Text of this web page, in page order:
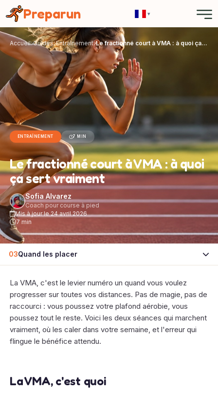
Preparun ▾
Accueil Guides Entraînement Le fractionné court à VMA : à quoi ça sert vraiment
ENTRAÎNEMENT 7 MIN
Le fractionné court à VMA : à quoi
ça sert vraiment
Sofia Alvarez
Coach pour course à pied
Mis à jour le 24 avril 2026
7 min
03Quand les placer
La VMA, c'est le levier numéro un quand vous voulez
progresser sur toutes vos distances. Pas de magie, pas de
raccourci : vous poussez votre plafond aérobie, vous
poussez tout le reste. Voici les deux séances qui marchent
vraiment, où les caler dans votre semaine, et l'erreur qui
flingue le bénéfice attendu.
La VMA, c'est quoi
Panneau de gestion des cookies